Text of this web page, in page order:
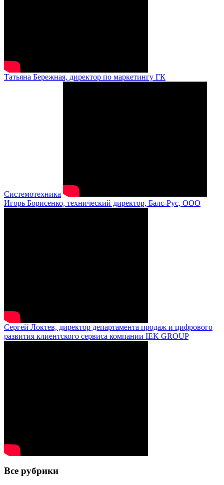
Татьяна Бережная, директор по маркетингу ГК
Системотехника
Игорь Борисенко, технический директор, Балс-Рус, ООО
Сергей Локтев, директор департамента продаж и цифрового
развития клиентского сервиса компании IEK GROUP
Все рубрики